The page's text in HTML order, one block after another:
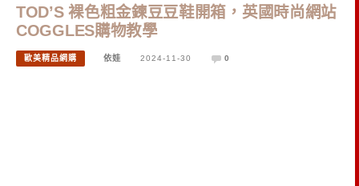
TOD’S 裸色粗金鍊豆豆鞋開箱，英國時尚網站
COGGLES購物教學
歐美精品網購 依娃 2024-11-30 0